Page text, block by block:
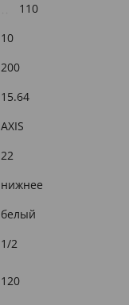
110
10
200
15.64
AXIS
22
нижнее
белый
1/2
120